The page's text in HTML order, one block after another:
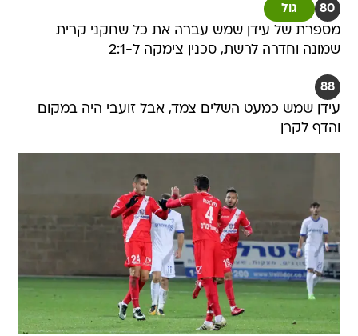
80 גול
מספרת של עידן שמש עברה את כל שחקני קרית
שמונה וחדרה לרשת, סכנין צימקה ל-2:1
88
עידן שמש כמעט השלים צמד, אבל זועבי היה במקום
והדף לקרן